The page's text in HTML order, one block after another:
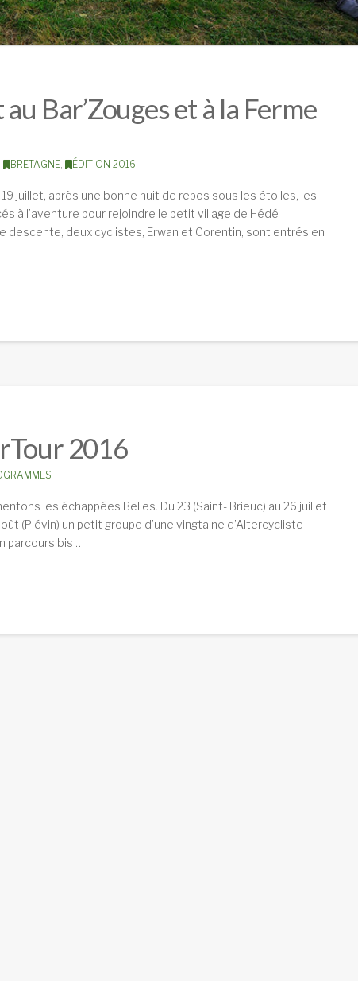
Bar’Zouges et à la Ferme
BRETAGNE, ÉDITION 2016
juillet, après une bonne nuit de repos sous les étoiles, les
à l’aventure pour rejoindre le petit village de Hédé
descente, deux cyclistes, Erwan et Corentin, sont entrés en
2016
échappées Belles. Du 23 (Saint- Brieuc) au 26 juillet
(Plévin) un petit groupe d’une vingtaine d’Altercycliste
parcours bis …